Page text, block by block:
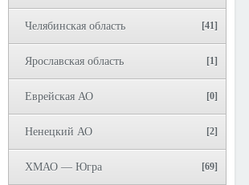
Челябинская область [41]
Ярославская область [1]
Еврейская АО [0]
Ненецкий АО [2]
ХМАО — Югра [69]